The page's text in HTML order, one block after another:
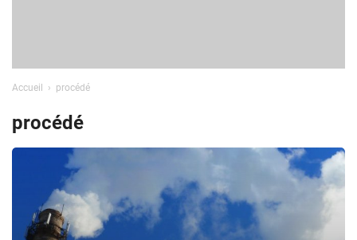
Accueil procédé
procédé